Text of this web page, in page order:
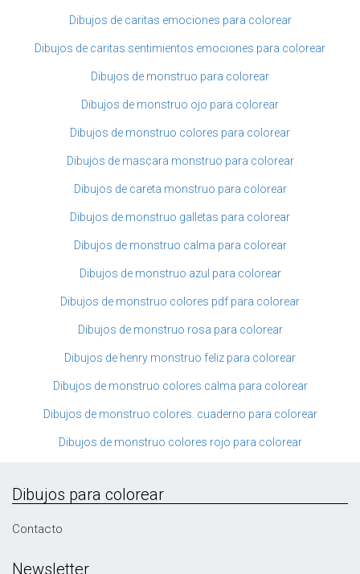
Dibujos de caritas emociones para colorear
Dibujos de caritas sentimientos emociones para colorear
Dibujos de monstruo para colorear
Dibujos de monstruo ojo para colorear
Dibujos de monstruo colores para colorear
Dibujos de mascara monstruo para colorear
Dibujos de careta monstruo para colorear
Dibujos de monstruo galletas para colorear
Dibujos de monstruo calma para colorear
Dibujos de monstruo azul para colorear
Dibujos de monstruo colores pdf para colorear
Dibujos de monstruo rosa para colorear
Dibujos de henry monstruo feliz para colorear
Dibujos de monstruo colores calma para colorear
Dibujos de monstruo colores. cuaderno para colorear
Dibujos de monstruo colores rojo para colorear
Dibujos para colorear
Contacto
Newsletter